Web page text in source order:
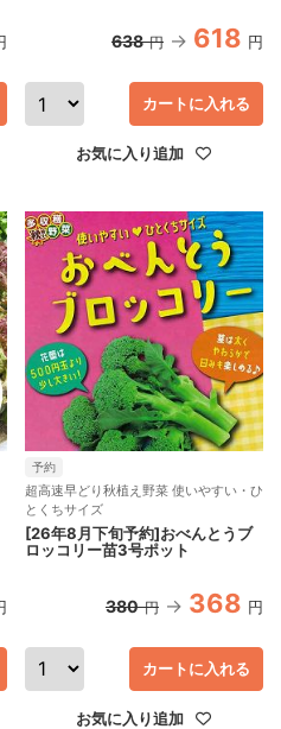
638 円 618 円
お気に入り追加
カートに入れる
予約
超高速早どり秋植え野菜 使いやすい・ひ
とくちサイズ
[26年8月下旬予約]おべんとうブ
ロッコリー苗3号ポット
380 円 368 円
お気に入り追加
カートに入れる